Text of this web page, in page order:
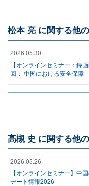
松本 亮 に関する他
2026.05.30
【オンラインセミナー：録
回： 中国における安全保障
高槻 史 に関する他
2026.05.26
【オンラインセミナー】中
デート情報2026